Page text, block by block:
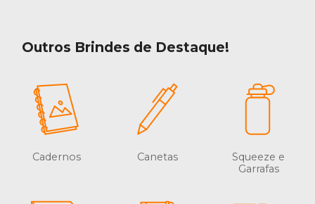
Outros Brindes de Destaque!
Cadernos Canetas
Squeeze e
Garrafas